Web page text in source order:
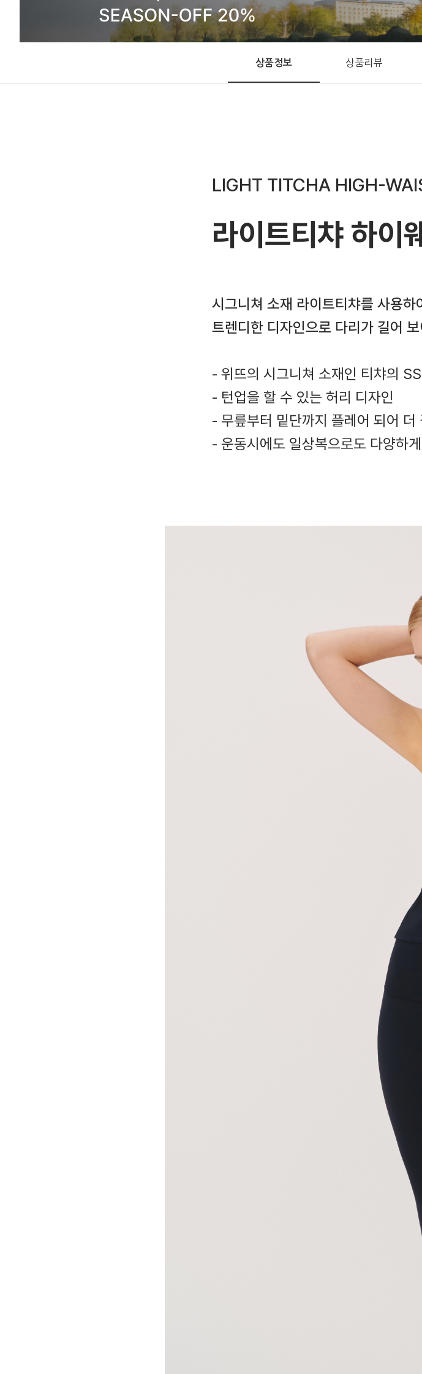
상품정보 상품리뷰
LIGHT TITCHA HIGH-
라이트티챠 하이
시그니쳐 소재 라이트티챠를 사용
트렌디한 디자인으로 다리가 길어
- 위뜨의 시그니쳐 소재인 티챠의
- 턴업을 할 수 있는 허리 디자인
- 무릎부터 밑단까지 플레어 되어
- 운동시에도 일상복으로도 다양하